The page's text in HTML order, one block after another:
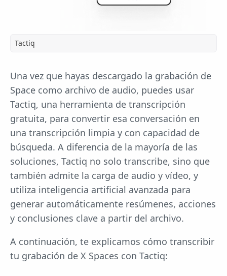
Tactiq
Una vez que hayas descargado la grabación de
Space como archivo de audio, puedes usar
Tactiq, una herramienta de transcripción
gratuita, para convertir esa conversación en
una transcripción limpia y con capacidad de
búsqueda. A diferencia de la mayoría de las
soluciones, Tactiq no solo transcribe, sino que
también admite la carga de audio y vídeo, y
utiliza inteligencia artificial avanzada para
generar automáticamente resúmenes, acciones
y conclusiones clave a partir del archivo.
A continuación, te explicamos cómo transcribir
tu grabación de X Spaces con Tactiq: